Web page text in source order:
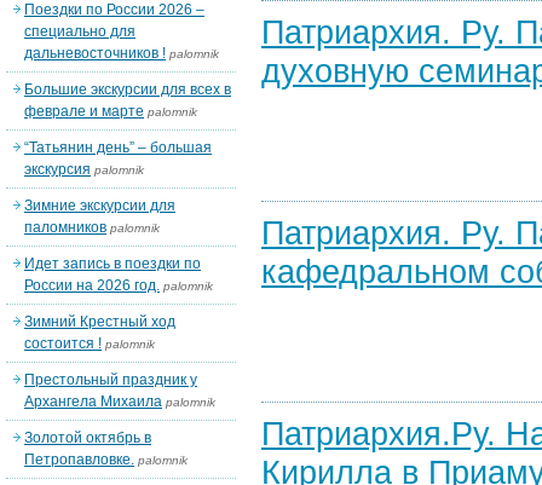
Патриархия. Ру.
духовную
Патриархия. Ру.
кафедральном
Патриархия.Ру.
Кирилла в
Поездки по России 2026 –
специально для
дальневосточников ! palomnik
Большие экскурсии для всех в
феврале и марте palomnik
“Татьянин день” – большая
экскурсия palomnik
Зимние экскурсии для
паломников palomnik
Идет запись в поездки по
России на 2026 год. palomnik
Зимний Крестный ход
состоится ! palomnik
Престольный праздник у
Архангела Михаила palomnik
Золотой октябрь в
Петропавловке. palomnik